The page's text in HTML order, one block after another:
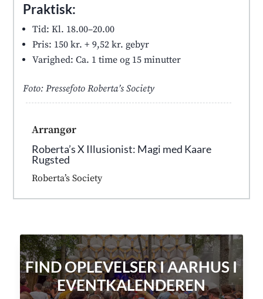
Praktisk:
Tid: Kl. 18.00–20.00
Pris: 150 kr. + 9,52 kr. gebyr
Varighed: Ca. 1 time og 15 minutter
Foto: Pressefoto Roberta’s Society
Arrangør
Roberta’s X Illusionist: Magi med Kaare
Rugsted
Roberta’s Society
FIND OPLEVELSER I AARHUS I
EVENTKALENDEREN